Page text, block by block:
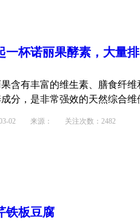
一杯诺丽果酵素，大量
含有丰富的维生素、膳食纤
分，是非常强效的天然综合维
02 来源： 关注次数：2482
铁板豆腐